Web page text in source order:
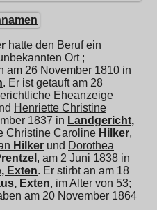
hatte den Beruf ein
Ort ;
am 26 November 1810 in
. Er ist getauft am 28
Eheanzeige
Henriette Christine
1837 in Landgericht,
Christine Caroline Hilker,
Hilker und Dorothea
, am 2 Juni 1838 in
Exten. Er stirbt an am 18
Exten, im Alter von 53;
am 20 November 1864